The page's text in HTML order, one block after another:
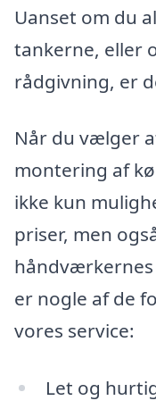
Uanset om du
tankerne, eller
rådgivning, er
Når du vælger
montering af
ikke kun
priser, men
er nogle af de
vores service:
Let og